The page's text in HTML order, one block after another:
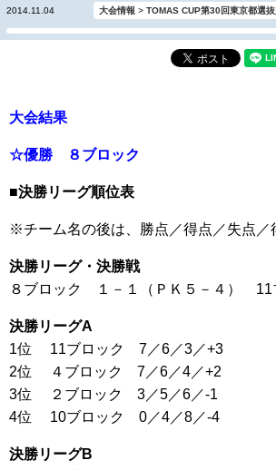
2014.11.04 大会情報 > TOMAS CUP第30回東京都選
大会結果
☆優勝 ８ブロック
■決勝リーグ順位表
※チーム名の後は、勝点／得点／失点／
決勝リーグ・決勝戦
８ブロック １－１（ＰＫ５－４） 11
決勝リーグA
1位 11ブロック 7／6／3／+3
2位 ４ブロック 7／6／4／+2
3位 ２ブロック 3／5／6／-1
4位 10ブロック 0／4／8／-4
決勝リーグB